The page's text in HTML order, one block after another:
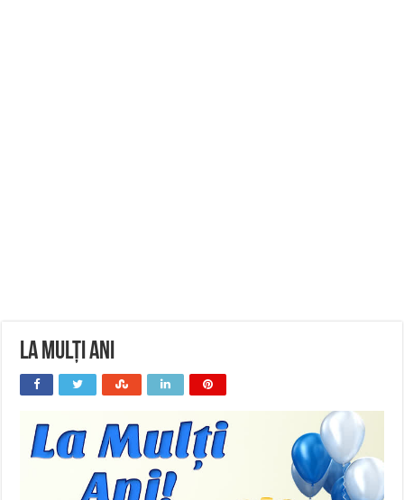
La Mulți Ani